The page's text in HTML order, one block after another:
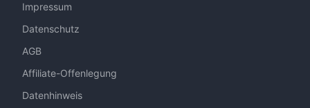
Impressum
Datenschutz
AGB
Affiliate-Offenlegung
Datenhinweis